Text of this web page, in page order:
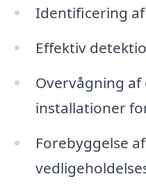
Identificering
Effektiv
Overvågning af
installationer
Forebyggelse